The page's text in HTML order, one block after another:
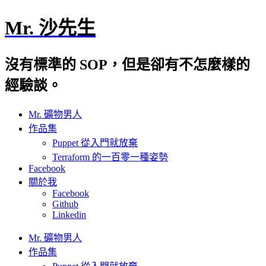
Mr. 沙先生
沒有標準的 SOP，但是卻有不怎麼樣的
經驗談。
Mr. 礦物男人
作品集
Puppet 從入門就放棄
Terraform 的一百零一種姿勢
Facebook
關於我
Facebook
Github
Linkedin
Mr. 礦物男人
作品集